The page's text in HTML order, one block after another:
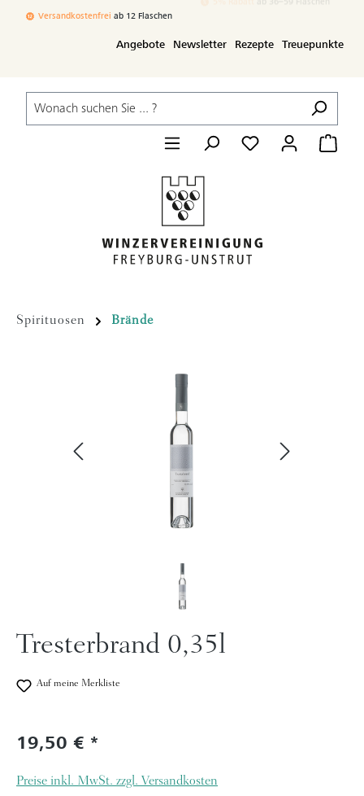
Zum Hauptinhalt springen
Versandkostenfrei ab 12 Flaschen
Angebote Newsletter Rezepte Treuepunkte
Spirituosen Brände
Tresterbrand 0,35l
Auf meine Merkliste
Regulärer Preis:
19,50 €
Preise inkl. MwSt. zzgl. Versandkosten